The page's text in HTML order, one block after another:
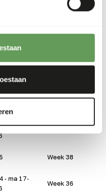
levering
- di 18-
Week 38
- di 18-
Week 37
- ma 10-
Week 36
- ma 17-
Week 38
- ma 17-
Week 36